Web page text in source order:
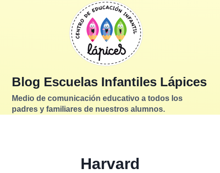
Blog Escuelas Infantiles Lápices
Medio de comunicación educativo a todos los
padres y familiares de nuestros alumnos.
Harvard